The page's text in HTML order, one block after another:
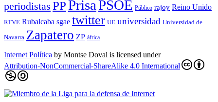
periodistas PPPrisaPSOE Público rajoy Reino Unido
RTVE Rubalcaba sgae twitter UE universidad Universidad de
Navarra Zapatero ZP áfrica
Internet Política by Montse Doval is licensed under
Attribution-NonCommercial-ShareAlike 4.0 International